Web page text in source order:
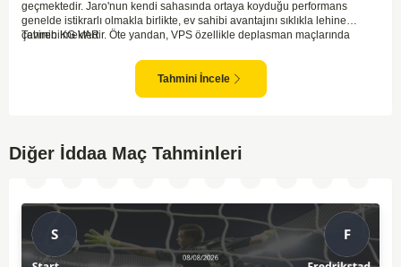
geçmektedir. Jaro'nun kendi sahasında ortaya koyduğu performans
genelde istikrarlı olmakla birlikte, ev sahibi avantajını sıklıkla lehine
çevirebilmektedir. Öte yandan, VPS özellikle deplasman maçlarında
anlar yakalayabilmektedir. İki takım arasındaki tarihsel rekabet dikkate
alındığında, maçın dengede geçmesi olasıdır ve her iki tarafın da gol
şansı bulunmaktadır. Özellikle Jaro'nun savunma zaafları ve VPS'nin hızlı
Tahmin KG VAR
Tahmini İncele
Diğer İddaa Maç Tahminleri